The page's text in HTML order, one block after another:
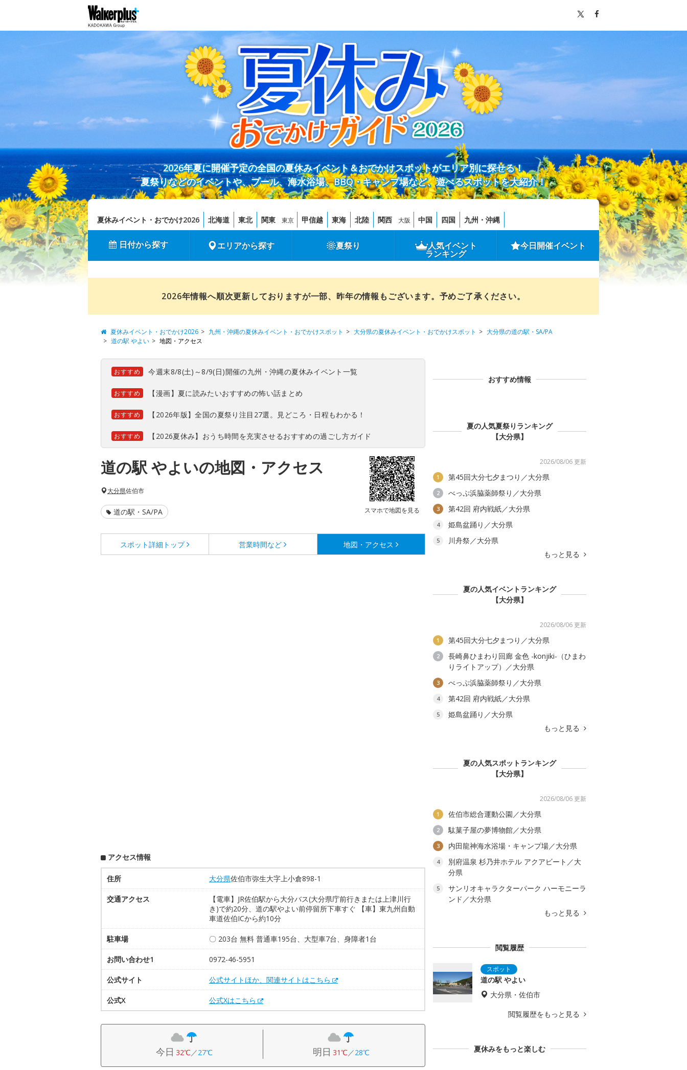
2026年夏に開催予定の全国の夏休みイベント＆おでかけスポットがエリア別に探せる！
夏祭りなどのイベントや、プール、海水浴場、BBQ・キャンプ場など、遊べるスポットを大紹介！
夏休みイベント・おでかけ2026 北海道 東北 関東 東京 甲信越 東海 北陸 関西 大阪 中国 四国 九州・沖縄
日付から探す エリアから探す 夏祭り 人気イベント
ランキング
今日開催イベント
2026年情報へ順次更新しておりますが一部、昨年の情報もございます。予めご了承ください。
夏休みイベント・おでかけ2026 九州・沖縄の夏休みイベント・おでかけスポット 大分県の夏休みイベント・おでかけスポット
大分県の道の駅・SA/PA
道の駅 やよい
地図・アクセス
おすすめ 今週末8/8(土)～8/9(日)開催の九州・沖縄の夏休みイベント一覧
おすすめ 【漫画】夏に読みたいおすすめの怖い話まとめ
おすすめ 【2026年版】全国の夏祭り注目27選。見どころ・日程もわかる！
おすすめ 【2026夏休み】おうち時間を充実させるおすすめの過ごし方ガイド
道の駅 やよいの地図・アクセス
スマホで地図を見る
大分県佐伯市
道の駅・SA/PA
スポット詳細 トップ 営業時間など 地図・アクセス
アクセス情報
住所 大分県佐伯市弥生大字上小倉898-1
交通アクセス
【電車】JR佐伯駅から大分バス(大分県庁前行きまたは上津川行
き)で約20分、道の駅やよい前停留所下車すぐ 【車】東九州自動
車道佐伯ICから約10分
駐車場 〇 203台 無料 普通車195台、大型車7台、身障者1台
お問い合わせ1 0972-46-5951
公式サイト 公式サイトほか、関連サイトはこちら
公式X 公式Xはこちら
今日 32℃／27℃ 明日 31℃／28℃
おすすめ情報
夏の人気夏祭りランキング
【大分県】
2026/08/06 更新
1 第45回大分七夕まつり／大分県
2 べっぷ浜脇薬師祭り／大分県
3 第42回 府内戦紙／大分県
4 姫島盆踊り／大分県
5
川舟祭／大分県
もっと見る
夏の人気イベントランキング
【大分県】
2026/08/06 更新
1 第45回大分七夕まつり／大分県
2
長崎鼻ひまわり回廊 金色 -konjiki-（ひまわ
りライトアップ）／大分県
3 べっぷ浜脇薬師祭り／大分県
4 第42回 府内戦紙／大分県
5
姫島盆踊り／大分県
もっと見る
夏の人気スポットランキング
【大分県】
2026/08/06 更新
1 佐伯市総合運動公園／大分県
2 駄菓子屋の夢博物館／大分県
3 内田龍神海水浴場・キャンプ場／大分県
4
別府温泉 杉乃井ホテル アクアビート／大
分県
5
サンリオキャラクターパーク ハーモニーラ
ンド／大分県
もっと見る
閲覧履歴
道の駅 やよい
大分県・佐伯市
閲覧履歴をもっと見る
夏休みをもっと楽しむ